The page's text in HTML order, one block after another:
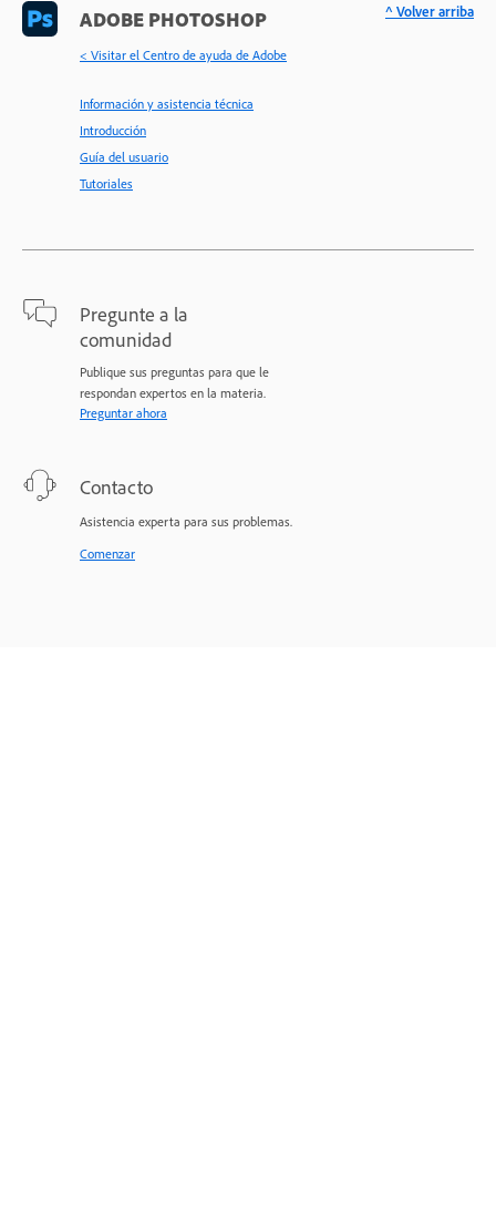
ADOBE PHOTOSHOP
< Visitar el Centro de ayuda de Adobe
Información y asistencia técnica
Introducción
Guía del usuario
Tutoriales
Pregunte a la
comunidad
Publique sus preguntas para que le
respondan expertos en la materia.
Preguntar ahora
Contacto
Asistencia experta para sus problemas.
Comenzar
^ Volver arriba